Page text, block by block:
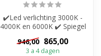
✔️Led verlichting 3000K -
4000K en 6000K ✔️ Spiegel
verwarming ✔️Touche
bedienin...
946,00 865,00
3 a 4 dagen